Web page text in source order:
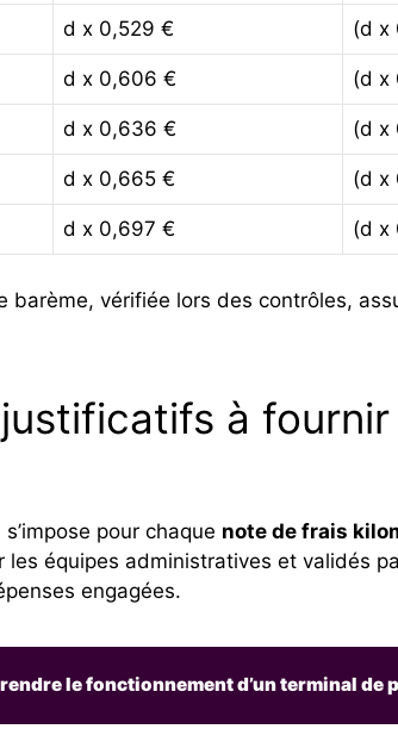
d x 0,529 € (d x
d x 0,606 € (d x
d x 0,636 € (d x
d x 0,665 € (d x
d x 0,697 € (d x
barème, vérifiée lors des contrôles,
à
pour chaque note de frais
équipes administratives et validés
engagées.
le fonctionnement d’un terminal